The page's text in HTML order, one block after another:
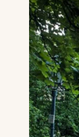
Näytä kuvia